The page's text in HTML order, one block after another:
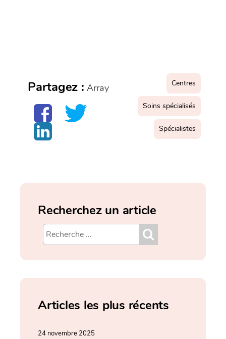
Partagez : Array Centres
Soins spécialisés
Spécialistes
Recherchez un article
Articles les plus récents
24 novembre 2025